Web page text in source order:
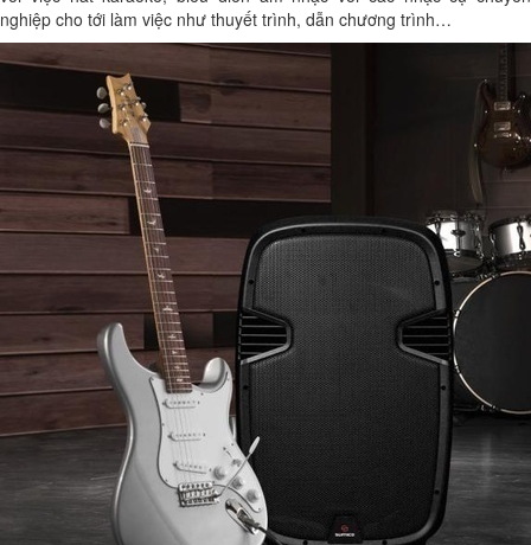
nghiệp cho tới làm việc như thuyết trình, dẫn chương trình…